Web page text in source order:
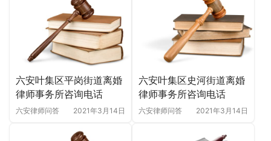
六安叶集区平岗街道离婚
律师事务所咨询电话
六安律师问答 2021年3月14日
六安叶集区史河街道离婚
律师事务所咨询电话
六安律师问答 2021年3月14日